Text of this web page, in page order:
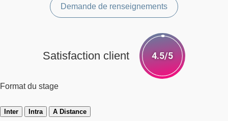
Demande de renseignements
Satisfaction client 4.5/5
Format du stage
Inter Intra A Distance